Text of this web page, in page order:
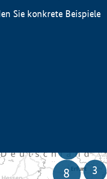
Sie konkrete Beispiele